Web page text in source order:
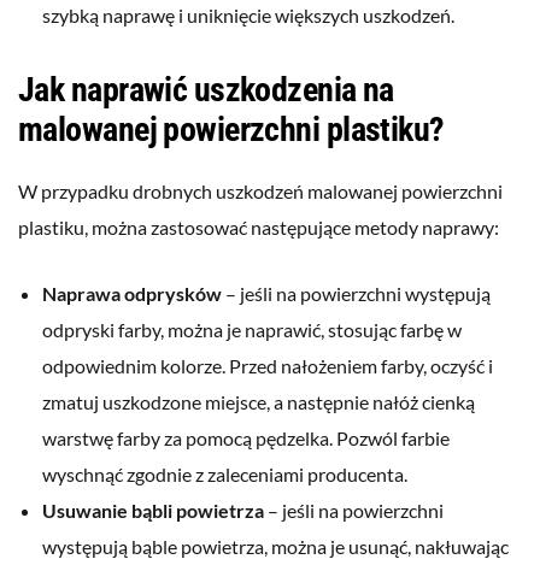
szybką naprawę i uniknięcie większych uszkodzeń.
Jak naprawić uszkodzenia na
malowanej powierzchni plastiku?
W przypadku drobnych uszkodzeń malowanej powierzchni
plastiku, można zastosować następujące metody naprawy:
Naprawa odprysków – jeśli na powierzchni występują
odpryski farby, można je naprawić, stosując farbę w
odpowiednim kolorze. Przed nałożeniem farby, oczyść i
zmatuj uszkodzone miejsce, a następnie nałóż cienką
warstwę farby za pomocą pędzelka. Pozwól farbie
wyschnąć zgodnie z zaleceniami producenta.
Usuwanie bąbli powietrza – jeśli na powierzchni
występują bąble powietrza, można je usunąć, nakłuwając